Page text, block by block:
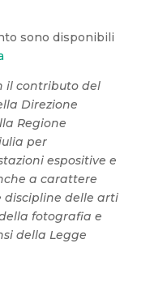
sono disponibili
il contributo del
Direzione
Regione
per
espositive e
a carattere
discipline delle arti
fotografia e
della Legge